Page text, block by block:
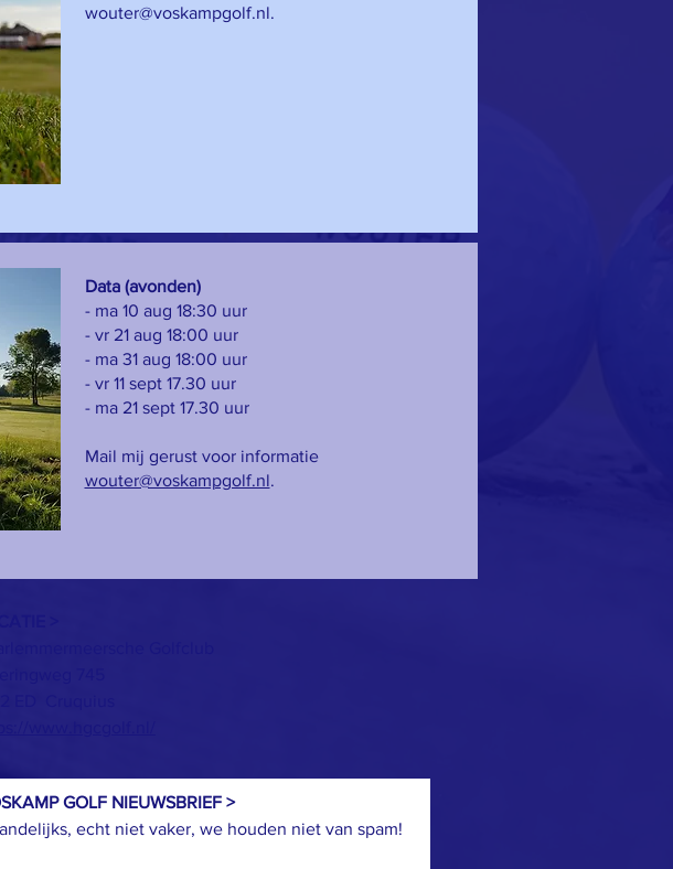
wouter@voskampgolf.nl.
Data (avonden)
- ma 10 aug 18:30 uur
- vr 21 aug 18:00 uur
- ma 31 aug 18:00 uur
- vr 11 sept 17.30 uur
- ma 21 sept 17.30 uur
Mail mij gerust voor informatie
wouter@voskampgolf.nl.
GOLF NIEUWSBRIEF >
echt niet vaker, we houden niet van spam!